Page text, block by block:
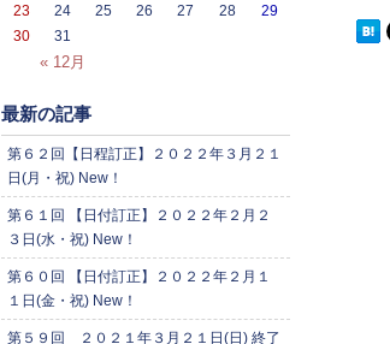
« 12月
23 24 25 26 27 28
29
30
31
最新の記事
第６２回【日程訂正】２０２２年３月２１
日(月・祝) New！
第６１回 【日付訂正】２０２２年２月２
３日(水・祝) New！
第６０回 【日付訂正】２０２２年２月１
１日(金・祝) New！
第５９回 ２０２１年３月２１日(日) 終了